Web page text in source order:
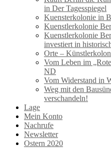
in Der Tagesspiegel
Kuensterkolonie in
Kuenstlerkolonie
Kuenstlerkolonie
investiert in
Orte –
Vom Leben im
ND
Vom Widerstand in
Weg mit den
verschandeln!
Lage
Mein Konto
Nachrufe
Newsletter
Ostern 2020